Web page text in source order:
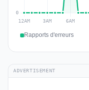
Rapports d'erreurs
ADVERTISEMENT